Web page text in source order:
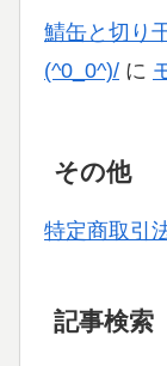
鯖缶と切り
(^0_0^)/ に
その他
特定商取引
記事検索